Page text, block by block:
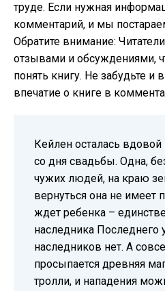
труде. Если нужная
комментарий, и мы
Обратите внимание:
отзывами и обсуждениями,
понять книгу. Не забудьте и
впечатие о книге в
Кейлен осталась вдовой
со дня свадьбы. Одна,
чужих людей, на краю
вернуться она не имеет
ждет ребенка –
наследника Последнего
наследников нет. А
просыпается древняя
тролли, и нападения